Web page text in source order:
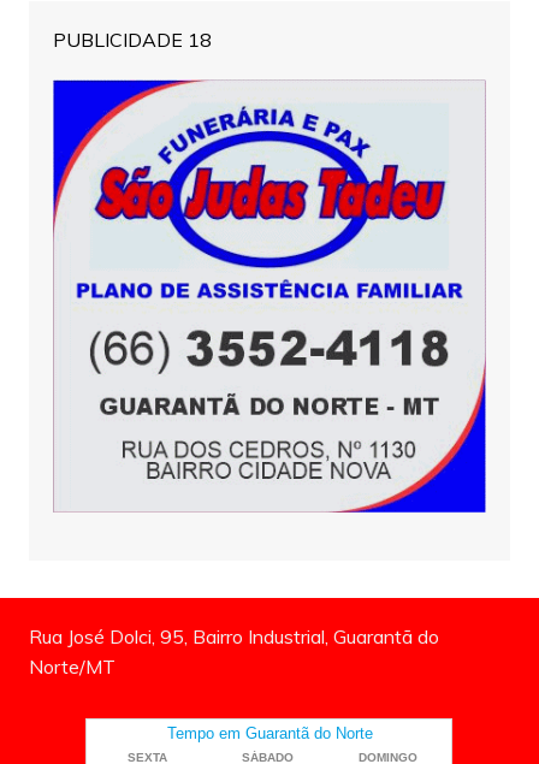
PUBLICIDADE 18
Rua José Dolci, 95, Bairro Industrial, Guarantã do
Norte/MT